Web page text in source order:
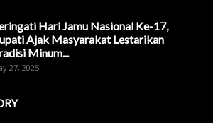
Hari Jamu Nasional Ke-17,
Ajak Masyarakat Lestarikan
Minum...
27, 2025